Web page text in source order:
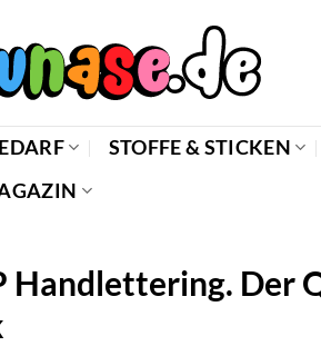
STOFFE & STICKEN
Handlettering. Der